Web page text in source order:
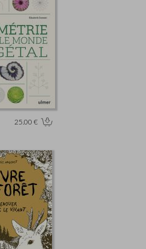
25.00 €